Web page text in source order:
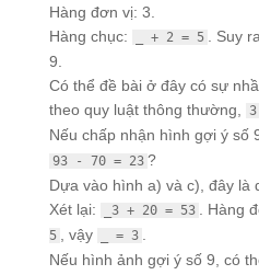
Hàng đơn vị: 3.
Hàng chục:
_ + 2 = 5 . Suy
9.
Có thể đề bài ở đây có sự
theo quy luật thông thường,
Nếu chấp nhận hình gợi ý số
93 - 70 = 23 ?
Dựa vào hình a) và c), đây là
Xét lại:
_3 + 20 = 53 . Hàng
5 , vậy _ = 3 .
Nếu hình ảnh gợi ý số 9, có